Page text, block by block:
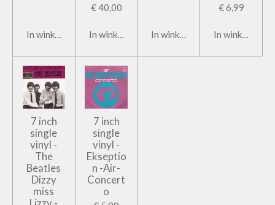
In winkelwagen
€ 40,00
In winkelwagen In winkelwagen
€ 6,99
In
7 inch
single
vinyl -
The
Beatles
Dizzy
miss
7 inch
single
vinyl -
Ekseptio
n -Air-
Concert
o